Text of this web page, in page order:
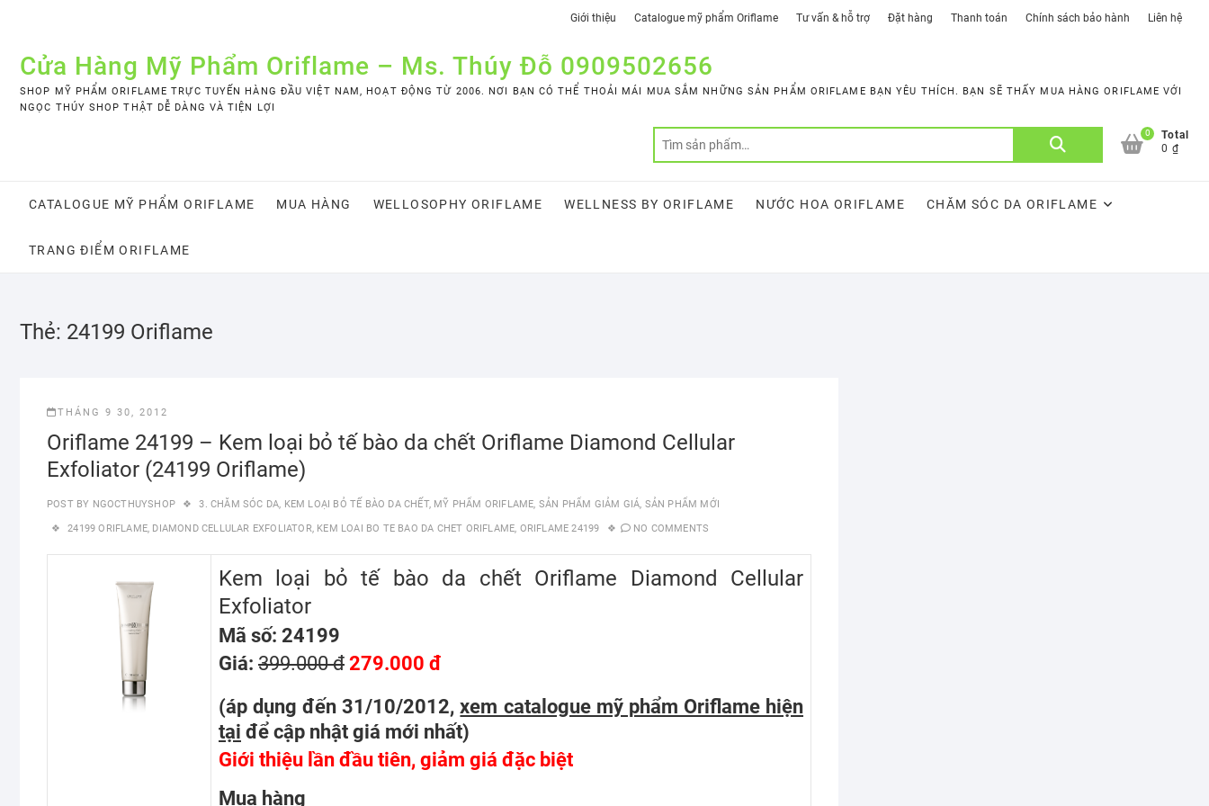
content
Giới thiệu Catalogue mỹ phẩm Oriflame Tư vấn & hỗ trợ Đặt hàng Thanh toán Chính sách bảo hành Liên hệ
Cửa Hàng Mỹ Phẩm Oriflame – Ms. Thúy Đỗ 0909502656
SHOP MỸ PHẨM ORIFLAME TRỰC TUYẾN HÀNG ĐẦU VIỆT NAM, HOẠT ĐỘNG TỪ 2006. NƠI BẠN CÓ THỂ THOẢI MÁI MUA SẮM NHỮNG SẢN PHẨM ORIFLAME BẠN YÊU THÍCH. BẠN SẼ THẤY MUA HÀNG ORIFLAME VỚI
NGỌC THÚY SHOP THẬT DỄ DÀNG VÀ TIỆN LỢI
0
Total
0 ₫
CATALOGUE MỸ PHẨM ORIFLAME MUA HÀNG WELLOSOPHY ORIFLAME WELLNESS BY ORIFLAME NƯỚC HOA ORIFLAME CHĂM SÓC DA ORIFLAME
TRANG ĐIỂM ORIFLAME
Thẻ: 24199 Oriflame
THÁNG 9 30, 2012
Oriflame 24199 – Kem loại bỏ tế bào da chết Oriflame Diamond Cellular
Exfoliator (24199 Oriflame)
POST BY NGOCTHUYSHOP 3. CHĂM SÓC DA, KEM LOẠI BỎ TẾ BÀO DA CHẾT, MỸ PHẨM ORIFLAME, SẢN PHẨM GIẢM GIÁ, SẢN PHẨM MỚI
24199 ORIFLAME, DIAMOND CELLULAR EXFOLIATOR, KEM LOAI BO TE BAO DA CHET ORIFLAME, ORIFLAME 24199 NO COMMENTS
Kem loại bỏ tế bào da chết Oriflame Diamond Cellular
Exfoliator
Mã số: 24199
Giá: 399.000 đ 279.000 đ
(áp dụng đến 31/10/2012,xem catalogue mỹ phẩm Oriflame hiện
tại để cập nhật giá mới nhất)
Giới thiệu lần đầu tiên, giảm giá đặc biệt
Mua hàng